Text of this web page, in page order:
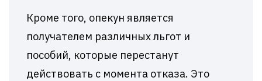
Кроме того, опекун является
получателем различных льгот и
пособий, которые перестанут
действовать с момента отказа. Это